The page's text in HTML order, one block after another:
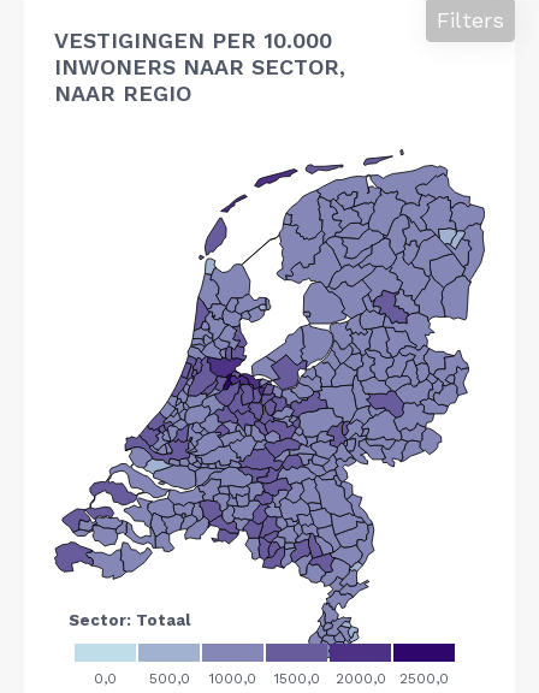
VESTIGINGEN PER 10.000
INWONERS NAAR SECTOR,
NAAR REGIO
Filters